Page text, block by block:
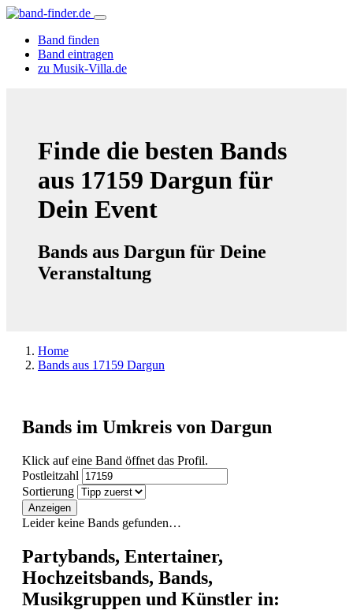
Band finden
Band eintragen
zu Musik-Villa.de
Finde die besten Bands
aus 17159 Dargun für
Dein Event
Bands aus Dargun für Deine
Veranstaltung
Home
Bands aus 17159 Dargun
Bands im Umkreis von Dargun
Klick auf eine Band öffnet das Profil.
Postleitzahl
Sortierung
Anzeigen
Leider keine Bands gefunden…
Partybands, Entertainer,
Hochzeitsbands, Bands,
Musikgruppen und Künstler in: